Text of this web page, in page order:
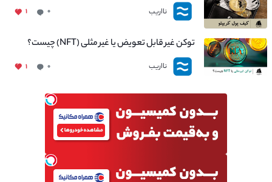
نااریب ۰ ۱
توکن غیر قابل تعویض یا غیر مثلی (NFT) چیست؟
نااریب ۰ ۱